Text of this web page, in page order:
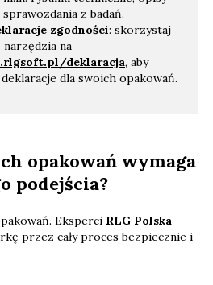
z badań.
zgodności: skorzystaj
na
deklaracja, aby
dla swoich opakowań.
opakowań wymaga
podejścia?
Eksperci RLG Polska
przez cały proces bezpiecznie i